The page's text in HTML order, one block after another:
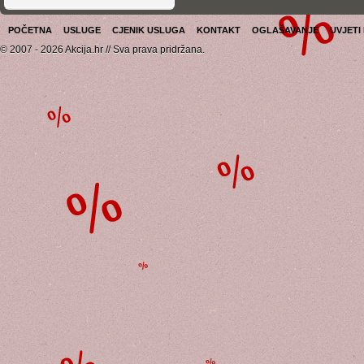
POČETNA USLUGE CJENIK USLUGA KONTAKT OGLAŠAVANJE UVJETI
© 2007 - 2026 Akcija.hr // Sva prava pridržana.